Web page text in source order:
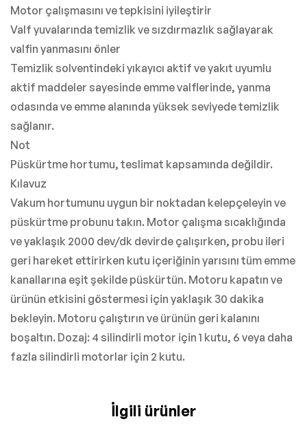
Motor çalışmasını ve tepkisini iyileştirir
Valf yuvalarında temizlik ve sızdırmazlık sağlayarak
valfin yanmasını önler
Temizlik solventindeki yıkayıcı aktif ve yakıt uyumlu
aktif maddeler sayesinde emme valflerinde, yanma
odasında ve emme alanında yüksek seviyede temizlik
sağlanır.
Not
Püskürtme hortumu, teslimat kapsamında değildir.
Kılavuz
Vakum hortumunu uygun bir noktadan kelepçeleyin ve
püskürtme probunu takın. Motor çalışma sıcaklığında
ve yaklaşık 2000 dev/dk devirde çalışırken, probu ileri
geri hareket ettirirken kutu içeriğinin yarısını tüm emme
kanallarına eşit şekilde püskürtün. Motoru kapatın ve
ürünün etkisini göstermesi için yaklaşık 30 dakika
bekleyin. Motoru çalıştırın ve ürünün geri kalanını
boşaltın. Dozaj: 4 silindirli motor için 1 kutu, 6 veya daha
fazla silindirli motorlar için 2 kutu.
İlgili ürünler